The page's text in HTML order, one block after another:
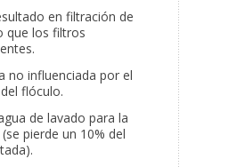
en filtración de
que los filtros
no influenciada por el
flóculo.
de lavado para la
pierde un 10% del